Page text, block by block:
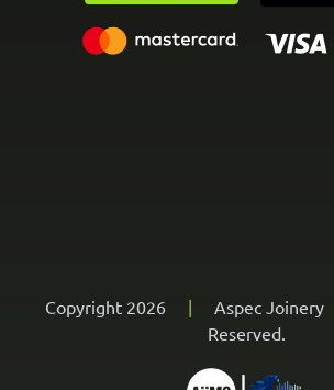
Copyright 2026 | Aspec Joinery
Reserved.